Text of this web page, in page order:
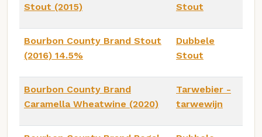
Stout (2015)
Stout
Bourbon County Brand Stout
(2016) 14.5%
Dubbele
Stout
Bourbon County Brand
Caramella Wheatwine (2020)
Tarwebier -
tarwewijn